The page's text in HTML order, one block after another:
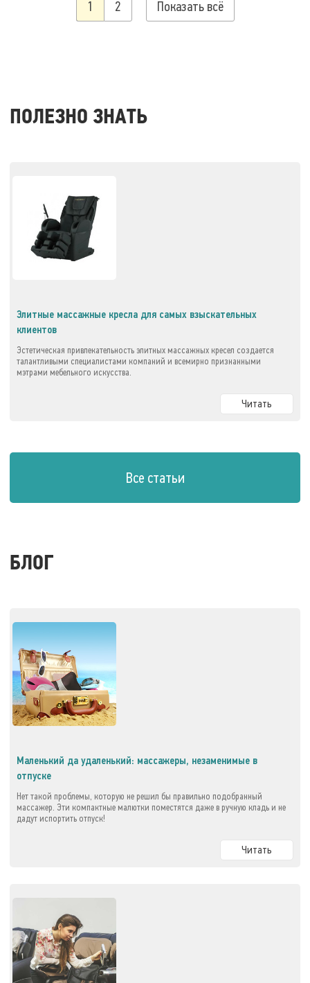
1 2 Показать всё
ПОЛЕЗНО ЗНАТЬ
Элитные массажные кресла для самых взыскательных
клиентов
Эстетическая привлекательность элитных массажных кресел создается
талантливыми специалистами компаний и всемирно признанными
мэтрами мебельного искусства.
Читать
Все статьи
БЛОГ
Маленький да удаленький: массажеры, незаменимые в
отпуске
Нет такой проблемы, которую не решил бы правильно подобранный
массажер. Эти компактные малютки поместятся даже в ручную кладь и не
дадут испортить отпуск!
Читать